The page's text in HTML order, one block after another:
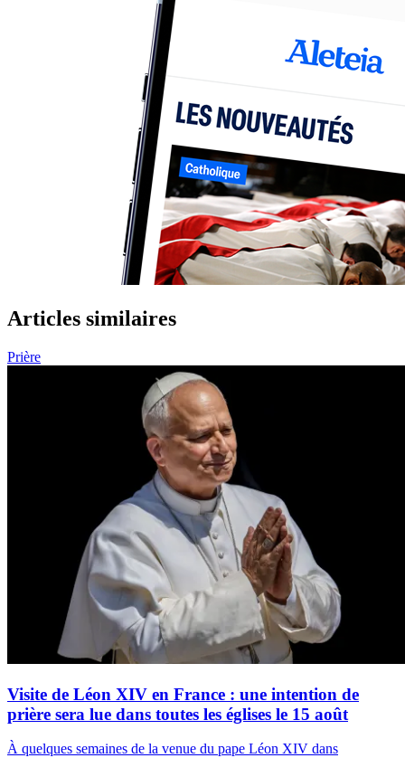
Articles similaires
Prière
Visite de Léon XIV en France : une intention de
prière sera lue dans toutes les églises le 15 août
À quelques semaines de la venue du pape Léon XIV dans